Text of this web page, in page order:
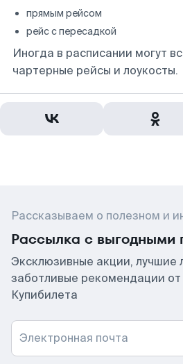
прямым рейсом
рейс с пересадкой
Иногда в расписании могут
чартерные рейсы и лоукосты.
Рассказываем о полезном и
Рассылка с выгодными
Эксклюзивные акции, лучшие
заботливые рекомендации от
Купибилета
Электронная почта